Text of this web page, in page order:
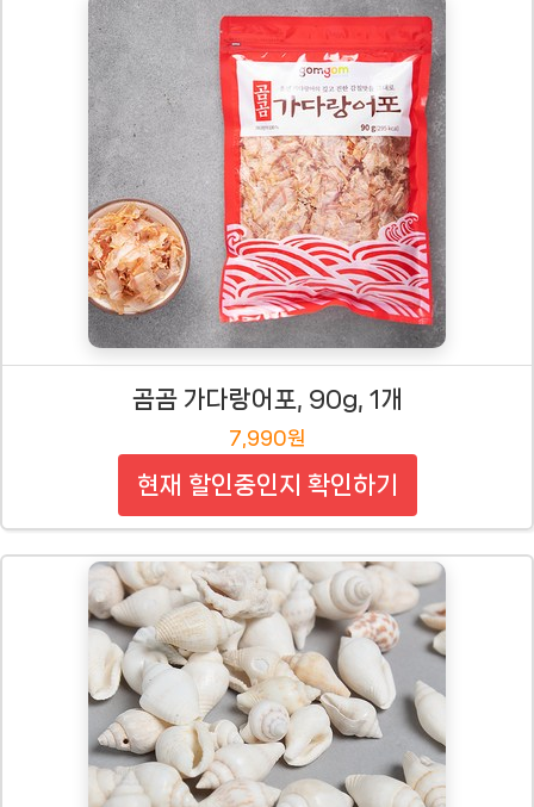
곰곰 가다랑어포, 90g, 1개
7,990원
현재 할인중인지 확인하기